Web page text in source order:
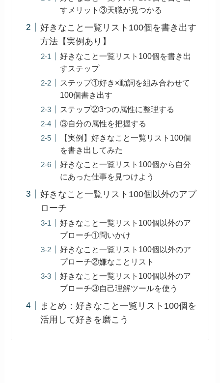
すメリット③天職が見つかる
好きなこと一覧リスト100個を書き出す
方法【実例あり】
好きなこと一覧リスト100個を書き出
すステップ
ステップ①好き×動詞を組み合わせて
100個書き出す
ステップ②3つの属性に整理する
③自分の属性を把握する
【実例】好きなこと一覧リスト100個
を書き出してみた
好きなこと一覧リスト100個から自分
にあった仕事を見つけよう
好きなこと一覧リスト100個以外のアプ
ローチ
好きなこと一覧リスト100個以外のア
プローチ①問いかけ
好きなこと一覧リスト100個以外のア
プローチ②嫌なことリスト
好きなこと一覧リスト100個以外のア
プローチ③自己理解ツールを使う
まとめ：好きなこと一覧リスト100個を
活用して好きを磨こう